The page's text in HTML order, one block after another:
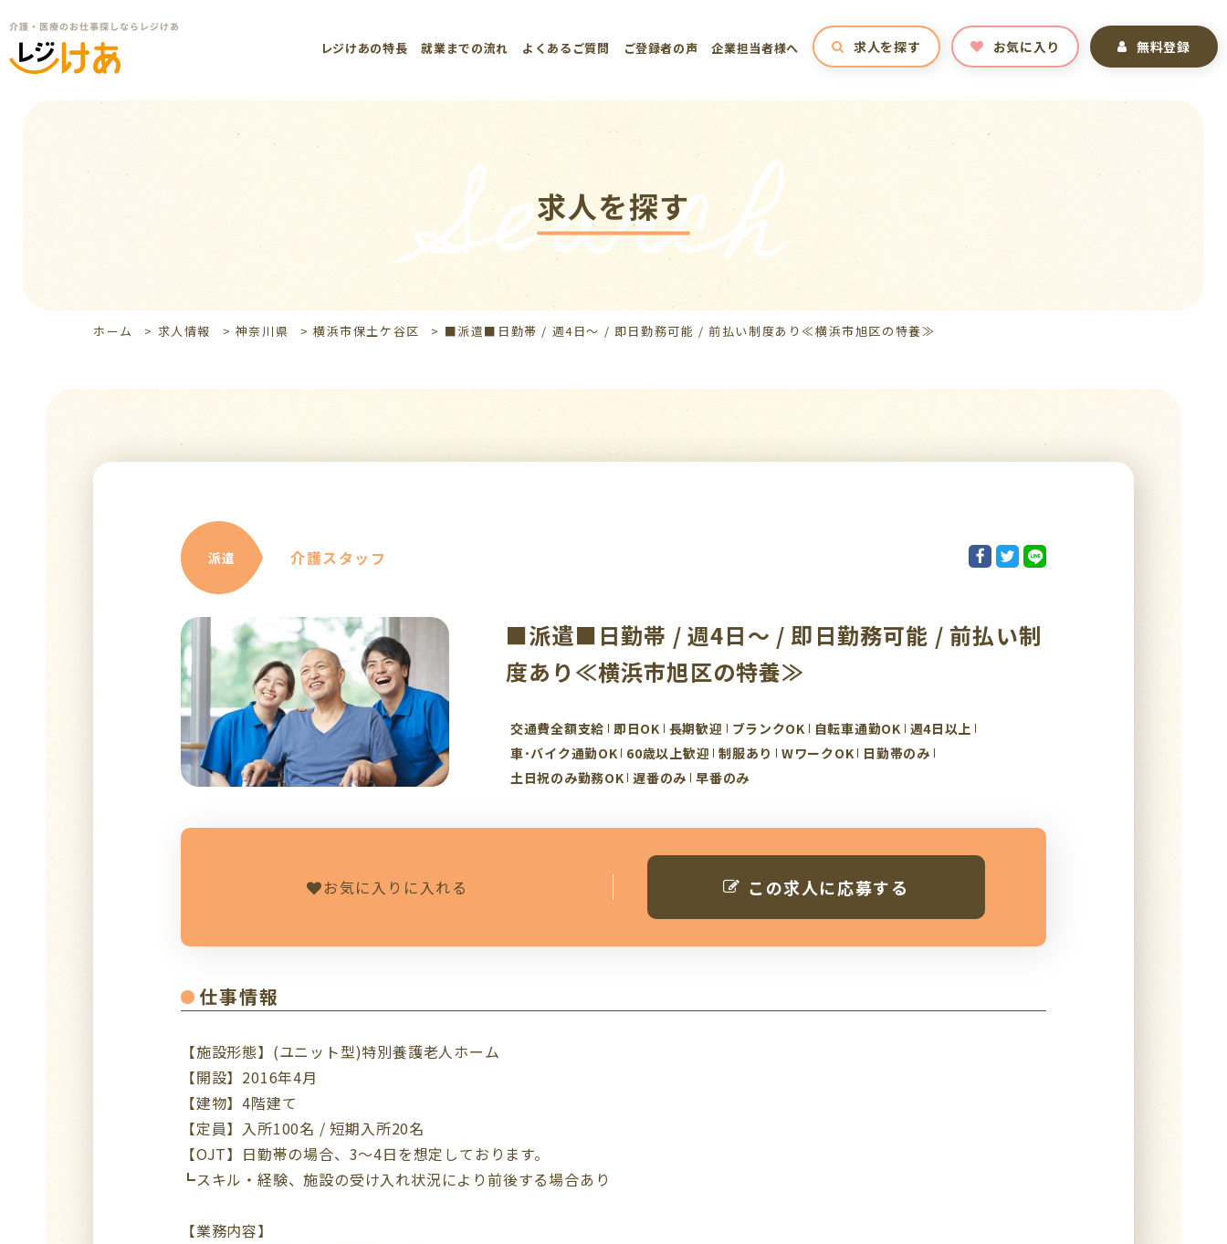
レジけあの特長 就業までの流れ よくあるご質問 ご登録者の声 企業担当者様へ 求人を探す お気に入り 無料登録
求人を探す
Search
ホーム > 求人情報 > 神奈川県 >横浜市保土ケ谷区 > ■派遣■日勤帯 / 週4日～ / 即日勤務可能 / 前払い制度あり≪横浜市旭区の特養≫
派遣 介護スタッフ
■派遣■日勤帯 / 週4日～ / 即日勤務可能 / 前払い制
度あり≪横浜市旭区の特養≫
交通費全額支給 即日OK 長期歓迎 ブランクOK 自転車通勤OK 週4日以上
車･バイク通勤OK 60歳以上歓迎 制服あり WワークOK 日勤帯のみ
土日祝のみ勤務OK 遅番のみ 早番のみ
お気に入りに入れる この求人に応募する
仕事情報
【施設形態】(ユニット型)特別養護老人ホーム
【開設】2016年4月
【建物】4階建て
【定員】入所100名 / 短期入所20名
【OJT】日勤帯の場合、3～4日を想定しております。
┗スキル・経験、施設の受け入れ状況により前後する場合あり
【業務内容】